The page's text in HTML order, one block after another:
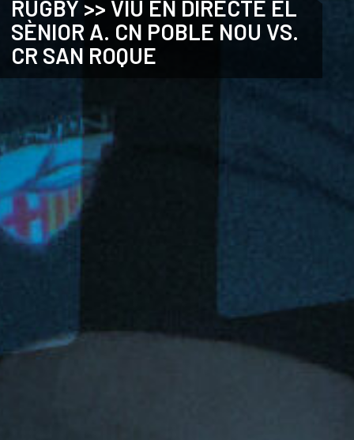
CATALÀ
RUGBY >> VIU EN DIRECTE EL
SÈNIOR A. CN POBLE NOU VS.
CR SAN ROQUE